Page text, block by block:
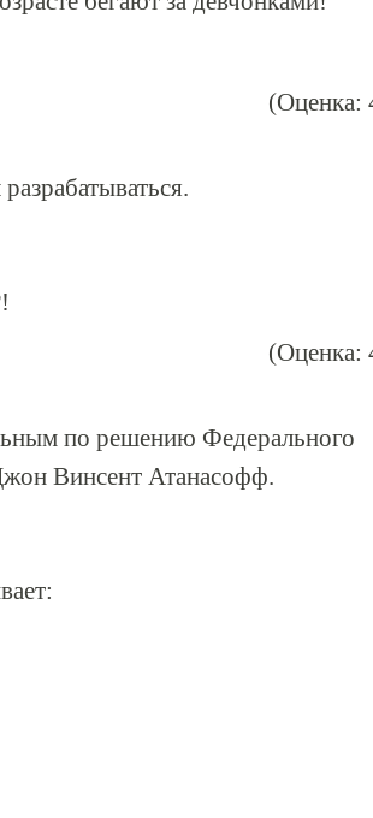
(Оценка:
(Оценка:
по решению Федерального
Винсент Атанасофф.